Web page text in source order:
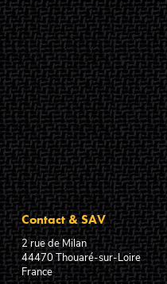
Contact & SAV
2 rue de Milan
44470Thouaré-sur-Loire
France